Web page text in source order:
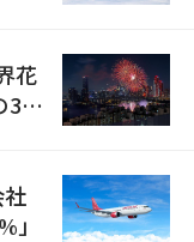
花
3カ